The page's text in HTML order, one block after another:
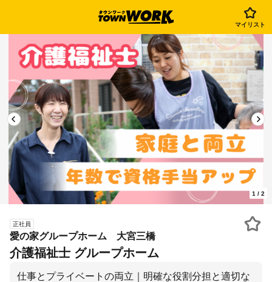
マイリスト
1 / 2
正社員
愛の家グループホーム 大宮三橋
介護福祉士 グループホーム
仕事とプライベートの両立｜明確な役割分担と適切な